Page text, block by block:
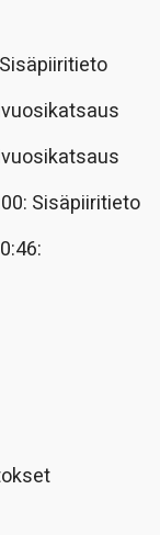
Sisäpiiritieto